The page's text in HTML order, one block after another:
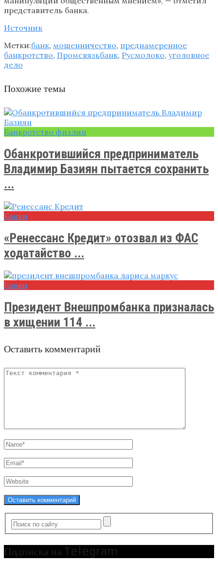
представитель банка.
Источник
Метки:банк, мошенничество, преднамеренное
банкротство, Промсвязьбанк, Русмолоко, уголовное
дело
Похожие темы
Банкротство физлиц
Обанкротившийся предприниматель
Владимир Базиян пытается сохранить
...
Банки
«Ренессанс Кредит» отозвал из ФАС
ходатайство ...
Банки
Президент Внешпромбанка призналась
в хищении 114 ...
Оставить комментарий
Подписка на Telegram